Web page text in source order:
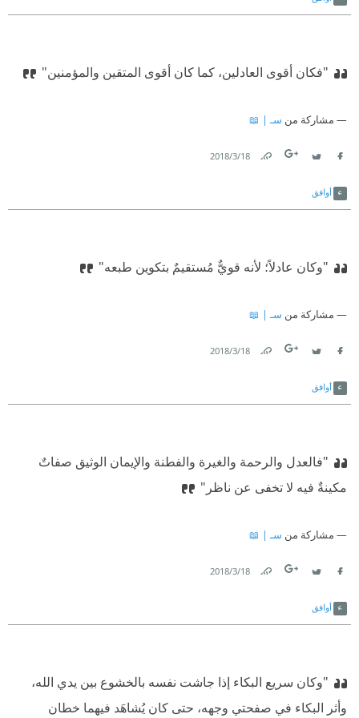
"فكان أقوى العادلين، كما كان أقوى المتقين والمؤمنين"
مشاركة من سـ | 📖
18‏/3‏/2018
أوافق
"وكان عادلاً؛ لأنه قويٌّ مُستقيمٌ بتكوين طبعه"
مشاركة من سـ | 📖
18‏/3‏/2018
أوافق
"فالعدل والرحمة والغيرة والفطنة والإيمان الوثيق صفاتٌ
مكينةٌ فيه لا تخفى عن ناظر"
مشاركة من سـ | 📖
18‏/3‏/2018
أوافق
"وكان سريع البكاء إذا جاشت نفسه بالخشوع بين يدي الله،
وأثر البكاء في صفحتي وجهه، حتى كان يُشاهَد فيهما خطان